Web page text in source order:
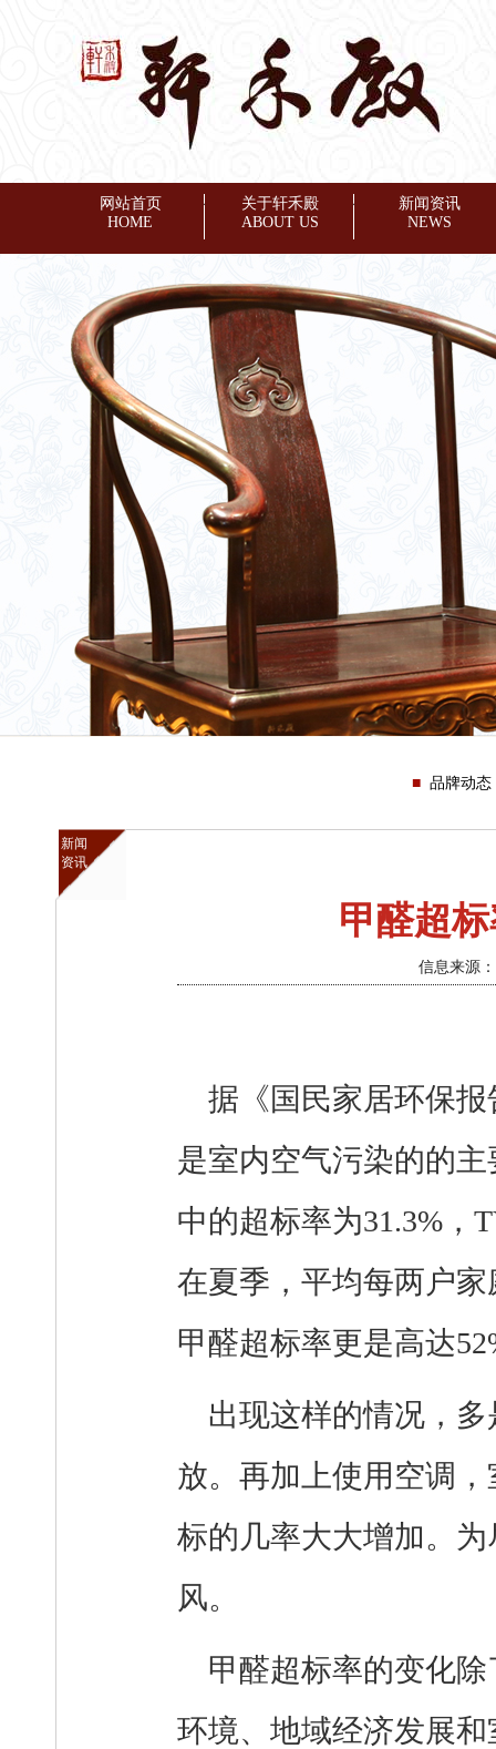
网站首页
HOME
◆
关于轩禾殿
ABOUT US
◆
新闻资讯
NEWS
品牌动态
新闻
资讯
甲醛超
信息来源
据《国民家居环保
是室内空气污染的的
中的超标率为31.3%，
在夏季，平均每两户
甲醛超标率更是高达
出现这样的情况，
放。再加上使用空调
标的几率大大增加。
风。
甲醛超标率的变化
环境、地域经济发展